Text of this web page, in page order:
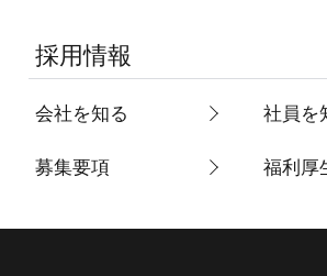
採用情報
会社を知る 社員を
募集要項 福利厚